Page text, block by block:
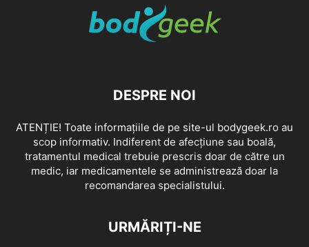
DESPRE NOI
ATENȚIE! Toate informațiile de pe site-ul bodygeek.ro au
scop informativ. Indiferent de afecțiune sau boală,
tratamentul medical trebuie prescris doar de către un
medic, iar medicamentele se administrează doar la
recomandarea specialistului.
URMĂRIȚI-NE